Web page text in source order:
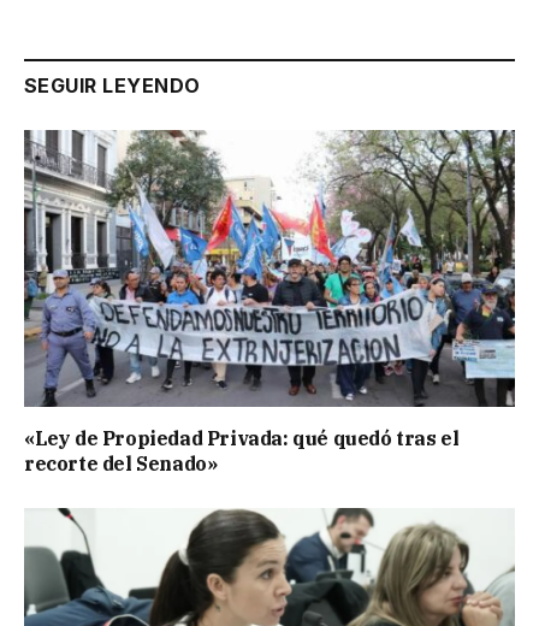
SEGUIR LEYENDO
«Ley de Propiedad Privada: qué quedó tras el
recorte del Senado»